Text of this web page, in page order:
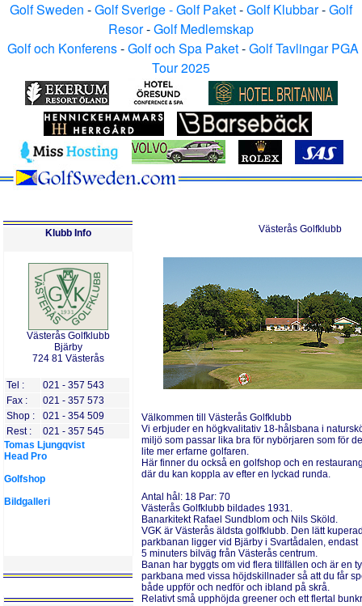
Golf Sweden -Golf Sverige - Golf Paket-Golf Klubbar-Golf
Resor-Golf Medlemskap
Golf och Konferens-Golf och Spa Paket-Golf Tavlingar PGA
Tour 2025
Klubb Info
Västerås Golfklubb
Bjärby
724 81 Västerås
Tel :
021 - 357 543
Fax :
021 - 357 573
Shop :
021 - 354 509
Rest :
021 - 357 545
Tomas Ljungqvist
Head Pro
Golfshop
Bildgalleri
Västerås Golfklubb
Välkommen till Västerås Golfklubb
Vi erbjuder en högkvalitativ 18-hålsbana i
miljö som passar lika bra för nybörjaren som för
lite mer erfarne golfaren.
Här finner du också en golfshop och en
där du kan koppla av efter en lyckad runda.
Antal hål: 18 Par: 70
Västerås Golfklubb bildades 1931.
Banarkitekt Rafael Sundblom och Nils Sköld.
VGK är Västerås äldsta golfklubb. Den lätt
parkbanan ligger vid Bjärby i Svartådalen, endast
5 minuters bilväg från Västerås centrum.
Banan har byggts om vid flera tillfällen och är en
parkbana med vissa höjdskillnader så att du får
både uppför och nedför och ibland på skrå.
Relativt små upphöjda greener och ett flertal